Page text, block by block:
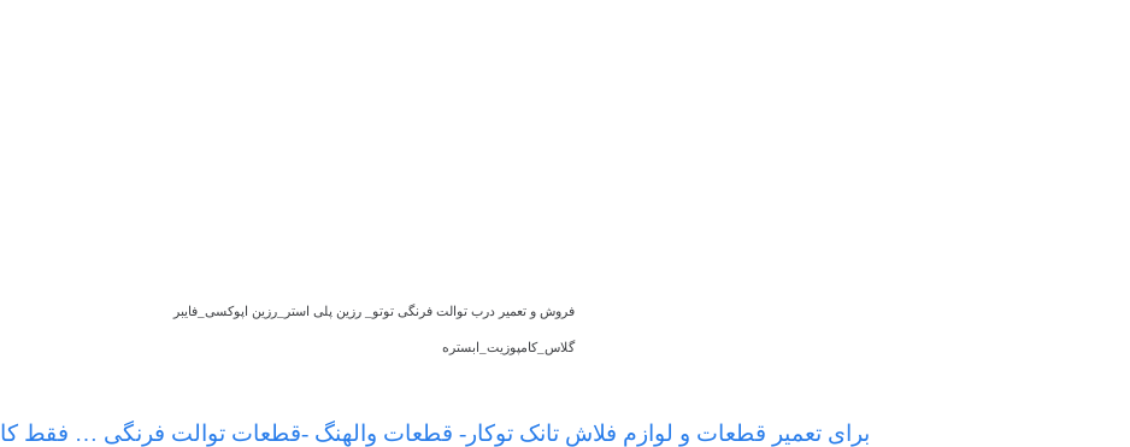
فروش و تعمیر درب توالت فرنگی توتو_ رزین پلی استر_رزین اپوکسی_فایبر
گلاس_کامپوزیت_ابستره
برای تعمیر قطعات و لوازم فلاش تانک توکار- قطعات والهنگ -قطعات توالت فرنگی … فقط